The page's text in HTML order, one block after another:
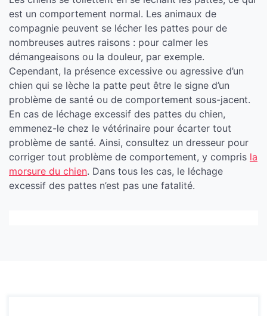
est un comportement normal. Les animaux de
compagnie peuvent se lécher les pattes pour de
nombreuses autres raisons : pour calmer les
démangeaisons ou la douleur, par exemple.
Cependant, la présence excessive ou agressive d’un
chien qui se lèche la patte peut être le signe d’un
problème de santé ou de comportement sous-jacent.
En cas de léchage excessif des pattes du chien,
emmenez-le chez le vétérinaire pour écarter tout
problème de santé. Ainsi, consultez un dresseur pour
corriger tout problème de comportement, y compris la
morsure du chien. Dans tous les cas, le léchage
excessif des pattes n’est pas une fatalité.